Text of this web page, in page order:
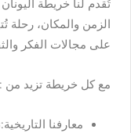
تُقدم لنا خريطة
الزمن والمكان،
على مجالات الفكر
مع كل خريطة تزيد من :
معارفنا